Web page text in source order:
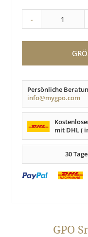
-
Persönliche
info@mygpo.com
mit DHL (
30
GPO